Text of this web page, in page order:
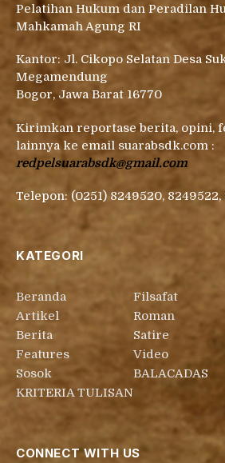
Pelatihan Hukum dan Peradilan
Mahkamah Agung RI
Kantor: Jl. Cikopo Selatan Desa
Megamendung
Bogor, Jawa Barat 16770
Kirimkan reportase berita, opini,
lainnya ke email suarabsdk.com :
redpelsuarabsdk@gmail.com
Telepon: (0251) 8249520, 8249522,
KATEGORI
Beranda
Artikel
Berita
Features
Sosok
KRITERIA TULISAN
Filsafat
Roman
Satire
Video
BALACADAS
CONNECT WITH US